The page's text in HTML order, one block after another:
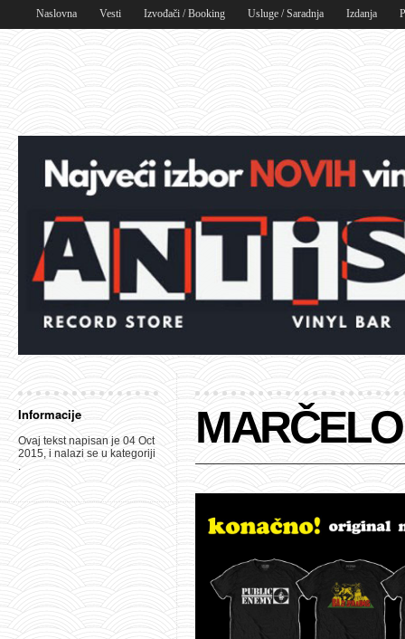
Naslovna Vesti Izvođači / Booking Usluge / Saradnja Izdanja
Informacije
Ovaj tekst napisan je 04 Oct
2015, i nalazi se u kategoriji
.